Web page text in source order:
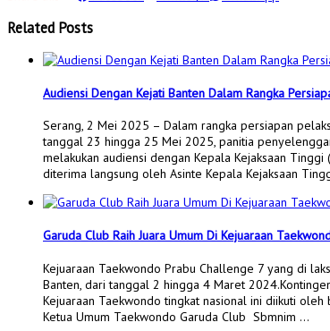
Related Posts
Audiensi Dengan Kejati Banten Dalam Rangka
Serang, 2 Mei 2025 – Dalam rangka persiapan
tanggal 23 hingga 25 Mei 2025, panitia
melakukan audiensi dengan Kepala Kejaksaan
diterima langsung oleh Asinte Kepala Kejaksaan
Garuda Club Raih Juara Umum Di Kejuaraan
Kejuaraan Taekwondo Prabu Challenge 7 yang di
Banten, dari tanggal 2 hingga 4 Maret
Kejuaraan Taekwondo tingkat nasional ini diikuti
Ketua Umum Taekwondo Garuda Club Sbmnim …